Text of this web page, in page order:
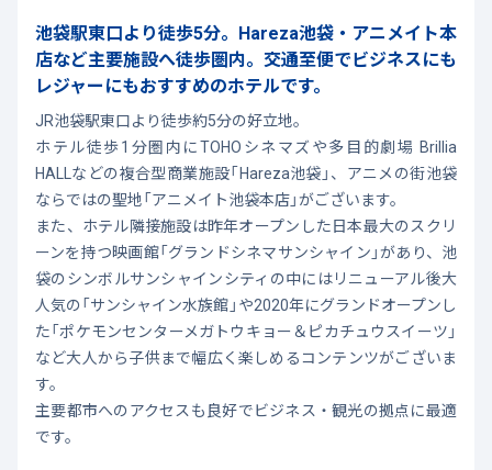
池袋駅東口より徒歩5分。Hareza池袋・アニメイト本
店など主要施設へ徒歩圏内。交通至便でビジネスにも
レジャーにもおすすめのホテルです。
JR池袋駅東口より徒歩約5分の好立地。
ホテル徒歩1分圏内にTOHOシネマズや多目的劇場 Brillia
HALLなどの複合型商業施設「Hareza池袋」、アニメの街池袋
ならではの聖地「アニメイト池袋本店」がございます。
また、ホテル隣接施設は昨年オープンした日本最大のスクリ
ーンを持つ映画館「グランドシネマサンシャイン」があり、池
袋のシンボルサンシャインシティの中にはリニューアル後大
人気の「サンシャイン水族館」や2020年にグランドオープンし
た「ポケモンセンターメガトウキョー＆ピカチュウスイーツ」
など大人から子供まで幅広く楽しめるコンテンツがございま
す。
主要都市へのアクセスも良好でビジネス・観光の拠点に最適
です。